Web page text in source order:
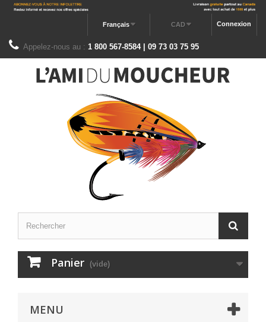
Connexion
CAD
Français
Appelez-nous au : 1 800 567-8584 | 09 73 03 75 95
Panier (vide)
MENU